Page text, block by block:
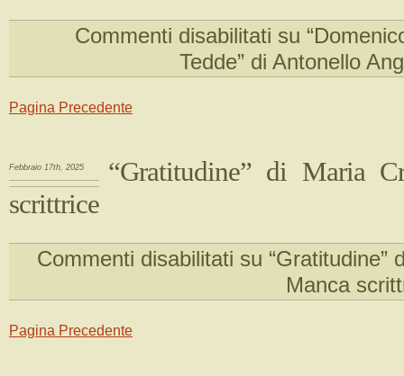
Commenti disabilitati su
Tedde” di Antonello
Pagina Precedente
Febbraio 17th, 2025
“Gratitudine” di Maria
scrittrice
Commenti disabilitati su “Gratitudine”
Manca
Pagina Precedente